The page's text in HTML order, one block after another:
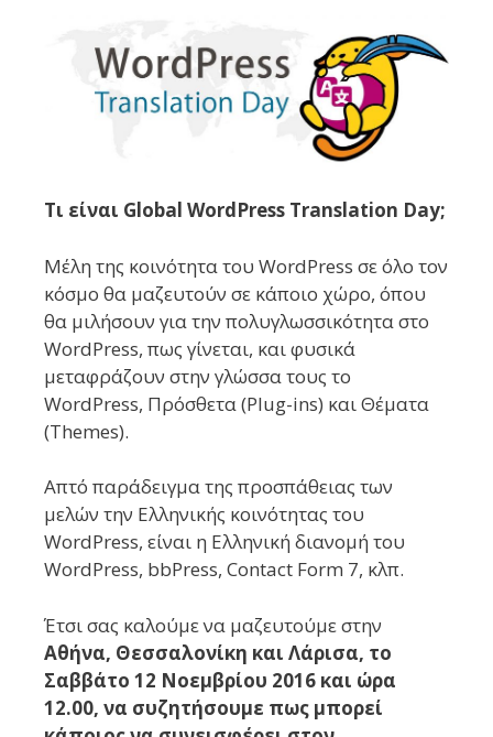
Τι είναι Global WordPress Translation Day;
Μέλη της κοινότητα του WordPress σε όλο τον
κόσμο θα μαζευτούν σε κάποιο χώρο, όπου
θα μιλήσουν για την πολυγλωσσικότητα στο
WordPress, πως γίνεται, και φυσικά
μεταφράζουν στην γλώσσα τους το
WordPress, Πρόσθετα (Plug-ins) και Θέματα
(Themes).
Απτό παράδειγμα της προσπάθειας των
μελών την Ελληνικής κοινότητας του
WordPress, είναι η Ελληνική διανομή του
WordPress, bbPress, Contact Form 7, κλπ.
Έτσι σας καλούμε να μαζευτούμε στην
Αθήνα, Θεσσαλονίκη και Λάρισα, το
Σαββάτο 12 Νοεμβρίου 2016 και ώρα
12.00, να συζητήσουμε πως μπορεί